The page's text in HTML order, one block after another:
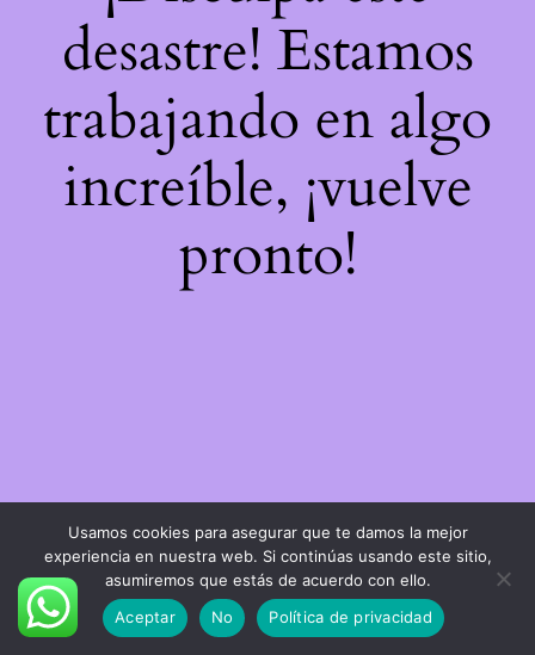
desastre! Estamos
trabajando en algo
increíble, ¡vuelve
pronto!
Usamos cookies para asegurar que te damos la mejor
experiencia en nuestra web. Si continúas usando este sitio,
asumiremos que estás de acuerdo con ello.
Aceptar
No Política de privacidad